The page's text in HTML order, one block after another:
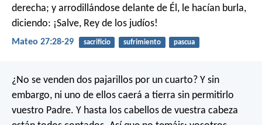
derecha; y arrodillándose delante de Él, le hacían burla,
diciendo: ¡Salve, Rey de los judíos!
Mateo 27:28-29 sacrificio sufrimiento pascua
¿No se venden dos pajarillos por un cuarto? Y sin
embargo, ni uno de ellos caerá a tierra sin permitirlo
vuestro Padre. Y hasta los cabellos de vuestra cabeza